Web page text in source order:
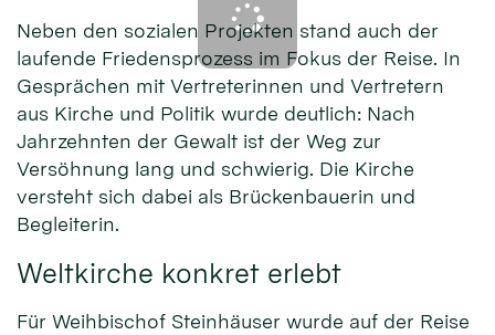
Neben den sozialen Projekten stand auch der
laufende Friedensprozess im Fokus der Reise. In
Gesprächen mit Vertreterinnen und Vertretern
aus Kirche und Politik wurde deutlich: Nach
Jahrzehnten der Gewalt ist der Weg zur
Versöhnung lang und schwierig. Die Kirche
versteht sich dabei als Brückenbauerin und
Begleiterin.
Weltkirche konkret erlebt
Für Weihbischof Steinhäuser wurde auf der Reise